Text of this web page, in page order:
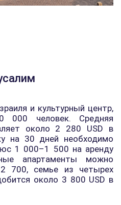
и культурный центр,
000 человек. Средняя
около 2 280 USD в
на 30 дней необходимо
1 000–1 500 на аренду
апартаменты можно
700, семье из четырех
около 3 800 USD в